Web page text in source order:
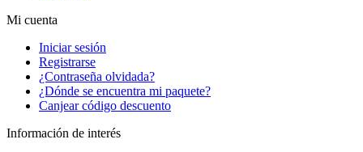
Mi cuenta
Iniciar sesión
Registrarse
¿Contraseña olvidada?
¿Dónde se encuentra mi paquete?
Canjear código descuento
Información de interés